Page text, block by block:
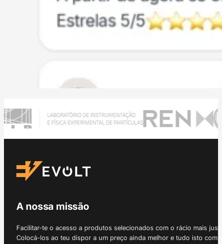
A nossa missão
Facilitar-te o acesso a produtos selecionados com o rácio mais
Colocá-los ao teu dispor a um preço ainda melhor e tudo isto